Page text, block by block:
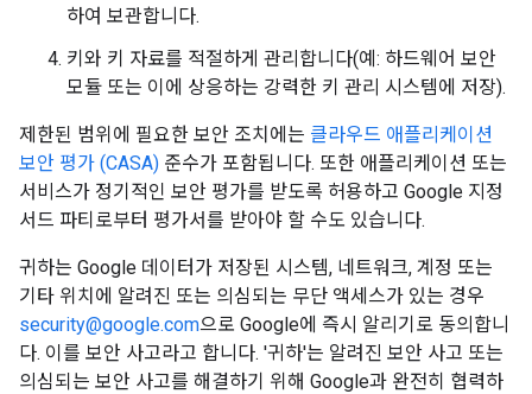
하여 보관합니다.
키와 키 자료를 적절하게 관리합니다(예: 하드웨어 보안
모듈 또는 이에 상응하는 강력한 키 관리 시스템에 저장).
제한된 범위에 필요한 보안 조치에는 클라우드 애플리케이션
보안 평가 (CASA) 준수가 포함됩니다. 또한 애플리케이션 또는
서비스가 정기적인 보안 평가를 받도록 허용하고 Google 지정
서드 파티로부터 평가서를 받아야 할 수도 있습니다.
귀하는 Google 데이터가 저장된 시스템, 네트워크, 계정 또는
기타 위치에 알려진 또는 의심되는 무단 액세스가 있는 경우
security@google.com으로 Google에 즉시 알리기로 동의합니
다. 이를 보안 사고라고 합니다. '귀하'는 알려진 보안 사고 또는
의심되는 보안 사고를 해결하기 위해 Google과 완전히 협력하